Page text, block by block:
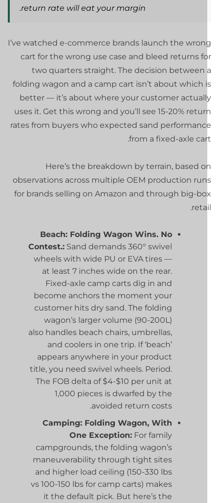
return rate will eat your margin.
I’ve watched e-commerce brands launch the
cart for the wrong use case and bleed returns
two quarters straight. The decision between
folding wagon and a camp cart isn’t about which
better — it’s about where your customer
uses it. Get this wrong and you’ll see 15-20%
rates from buyers who expected sand
from a fixed-axle
Here’s the breakdown by terrain, based
observations across multiple OEM production
for brands selling on Amazon and through big-
Beach: Folding Wagon Wins. No
Contest.:Sand demands 360° swivel
wheels with wide PU or EVA tires —
at least 7 inches wide on the rear.
Fixed-axle camp carts dig in and
become anchors the moment your
customer hits dry sand. The folding
wagon’s larger volume (90-200L)
also handles beach chairs, umbrellas,
and coolers in one trip. If ‘beach’
appears anywhere in your product
title, you need swivel wheels. Period.
The FOB delta of $4-$10 per unit at
1,000 pieces is dwarfed by the
avoided return costs.
Camping: Folding Wagon, With
One Exception:For family
campgrounds, the folding wagon’s
maneuverability through tight sites
and higher load ceiling (150-330 lbs
vs 100-150 lbs for camp carts) makes
it the default pick. But here’s the